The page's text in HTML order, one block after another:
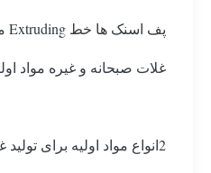
پف اسنک ها خط Extruding می تواند تولید انواع محصولات اکستروژن، مانند اسنک و
غلات صبحانه و غیره مواد
2انواع مواد اولیه برای تولید غذاهای ناشتایی پاف: